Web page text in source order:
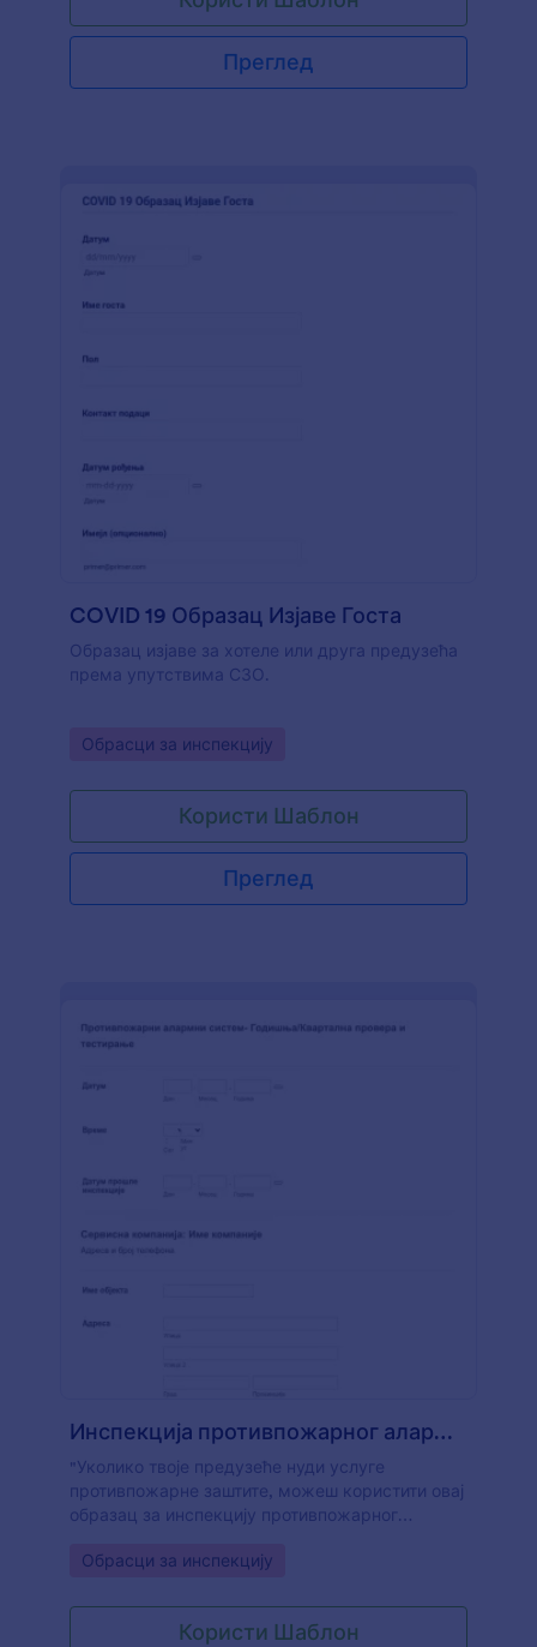
шаблон извештаја о инспекцији је бесплатан за
употребу и једноставан за прилагођавање.
Додај свој лого и жељене боје, додај заглавље
желиш да извештај о инспекцији остане
знају да је поверљив, користи Jotform-ових
података.
Преглед
COVID 19 Образац Изјаве Госта
Образац изјаве за хотеле или друга предузећа
према упутствима СЗО.
Go to Category:
Обрасци за инспекцију
Користи Шаблон
Преглед
Инспекција противпожарног алармног система
"Уколико твоје предузеће нуди услуге
противпожарне заштите, можеш користити овај
образац за инспекцију противпожарног
тестираш све противпожарне системе које
информација као што су информације
предузећа са информацијама система, детаљи
Go to Category:
Обрасци за инспекцију
Користи Шаблон